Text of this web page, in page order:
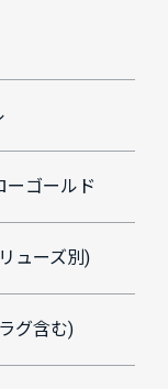
ーゴールド
ューズ別)
グ含む)